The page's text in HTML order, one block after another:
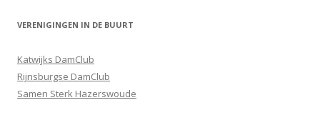
VERENIGINGEN IN DE BUURT
Katwijks DamClub
Rijnsburgse DamClub
Samen Sterk Hazerswoude